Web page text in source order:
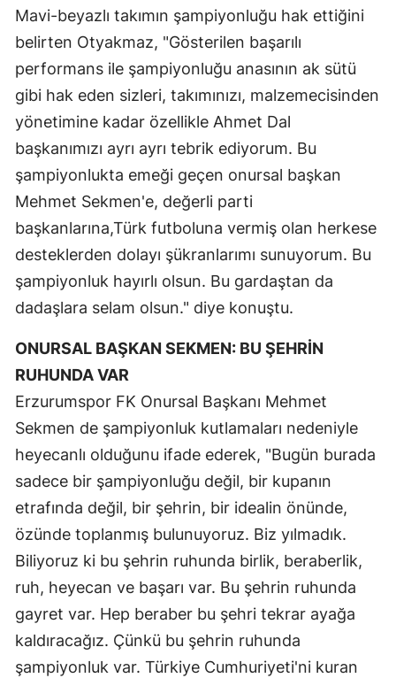
Yozgat
Zonguldak
Aksaray
Bayburt
Karaman
Batman
Şırnak
Bartın
Ardahan
Iğdır
Yalova
Karabük
Kilis
Osmaniye
Düzce
Mavi-beyazlı takımın şampiyonluğu hak ettiğini
belirten Otyakmaz, "Gösterilen başarılı
performans ile şampiyonluğu anasının ak sütü
gibi hak eden sizleri, takımınızı, malzemecisinden
yönetimine kadar özellikle Ahmet Dal
başkanımızı ayrı ayrı tebrik ediyorum. Bu
şampiyonlukta emeği geçen onursal başkan
Mehmet Sekmen'e, değerli parti
başkanlarına,Türk futboluna vermiş olan herkese
desteklerden dolayı şükranlarımı sunuyorum. Bu
şampiyonluk hayırlı olsun. Bu gardaştan da
dadaşlara selam olsun." diye konuştu.
ONURSAL BAŞKAN SEKMEN: BU ŞEHRİN
RUHUNDA VAR
Erzurumspor FK Onursal Başkanı Mehmet
Sekmen de şampiyonluk kutlamaları nedeniyle
heyecanlı olduğunu ifade ederek, "Bugün burada
sadece bir şampiyonluğu değil, bir kupanın
etrafında değil, bir şehrin, bir idealin önünde,
özünde toplanmış bulunuyoruz. Biz yılmadık.
Biliyoruz ki bu şehrin ruhunda birlik, beraberlik,
ruh, heyecan ve başarı var. Bu şehrin ruhunda
gayret var. Hep beraber bu şehri tekrar ayağa
kaldıracağız. Çünkü bu şehrin ruhunda
şampiyonluk var. Türkiye Cumhuriyeti'ni kuran